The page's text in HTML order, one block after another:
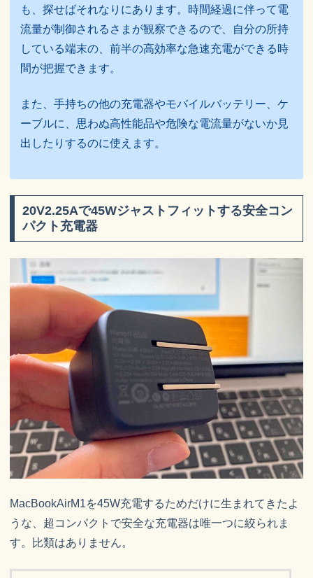
も、探せばそれなりにあります。時間経過に伴って電
流量が制御されるさまが観察できるので、自分の所持
している端末の、前半の高効率な急速充電ができる時
間が把握できます。
また、手持ちの他の充電器やモバイルバッテリー、ケ
ーブルに、思わぬ高性能品や危険な電流量がないか見
出したりするのに使えます。
20V2.25Aで45Wジャストフィットする安全コン
パクト充電器
MacBookAirM1を45W充電するためだけに生まれてきたよ
うな、超コンパクトで安全な充電器は唯一つに絞られま
す。比類はありません。